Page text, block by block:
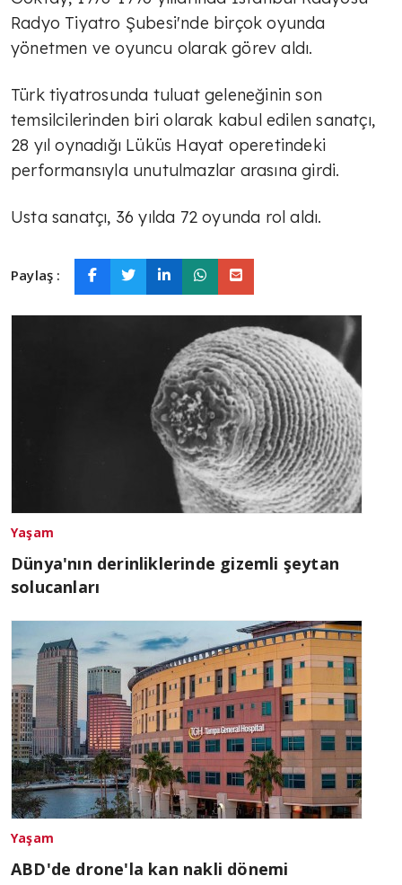
Radyo Tiyatro Şubesi'nde birçok oyunda
yönetmen ve oyuncu olarak görev aldı.
Türk tiyatrosunda tuluat geleneğinin son
temsilcilerinden biri olarak kabul edilen sanatçı,
28 yıl oynadığı Lüküs Hayat operetindeki
performansıyla unutulmazlar arasına girdi.
Usta sanatçı, 36 yılda 72 oyunda rol aldı.
Paylaş :
Yaşam
Dünya'nın derinliklerinde gizemli şeytan
solucanları
Yaşam
ABD'de drone'la kan nakli dönemi